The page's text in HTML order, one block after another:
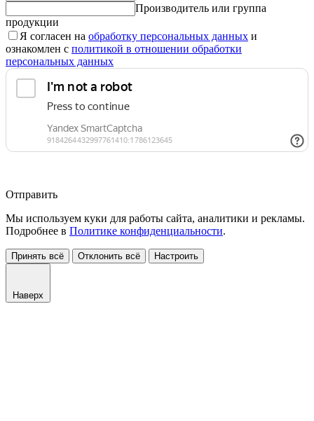
Производитель или группа
продукции
Я согласен на обработку персональных данных и
ознакомлен с политикой в отношении обработки
персональных данных
Отправить
Мы используем куки для работы сайта, аналитики и рекламы.
Подробнее в Политике конфиденциальности.
Принять всё Отклонить всё Настроить
Наверх